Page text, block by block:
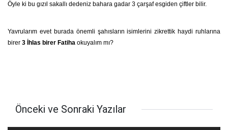
Öyle ki bu gızıl sakallı dedeniz bahara gadar 3 çarşaf esgiden çiftler bilir.
Yavrularım evet burada önemli şahısların isimlerini zikrettik haydi ruhlarına
birer 3 İhlas birer Fatiha okuyalım mı?
Önceki ve Sonraki Yazılar